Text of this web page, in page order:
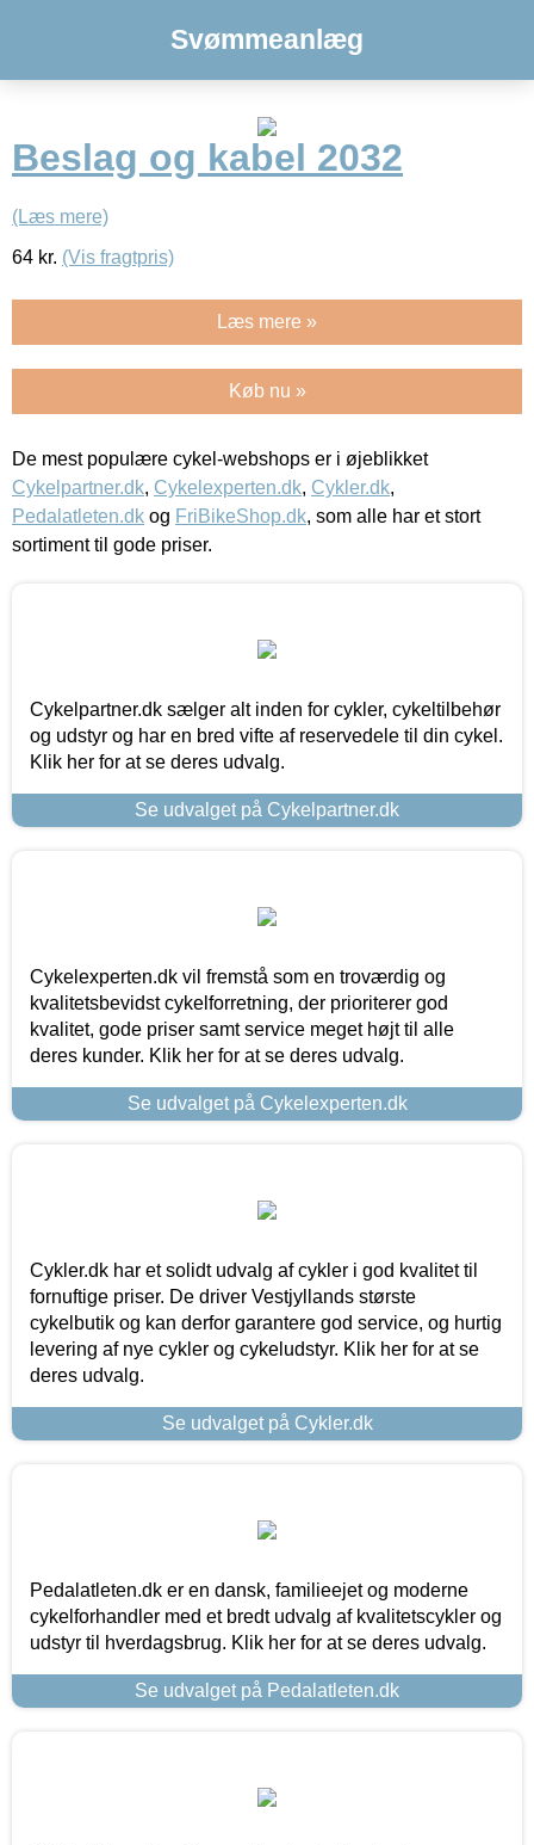
Svømmeanlæg
Beslag og kabel 2032
(Læs mere)
64 kr. (Vis fragtpris)
Læs mere »
Køb nu »
De mest populære cykel-webshops er i øjeblikket
Cykelpartner.dk, Cykelexperten.dk, Cykler.dk,
Pedalatleten.dk og FriBikeShop.dk, som alle har et stort
sortiment til gode priser.
Cykelpartner.dk sælger alt inden for cykler, cykeltilbehør
og udstyr og har en bred vifte af reservedele til din cykel.
Klik her for at se deres udvalg.
Se udvalget på Cykelpartner.dk
Cykelexperten.dk vil fremstå som en troværdig og
kvalitetsbevidst cykelforretning, der prioriterer god
kvalitet, gode priser samt service meget højt til alle
deres kunder. Klik her for at se deres udvalg.
Se udvalget på Cykelexperten.dk
Cykler.dk har et solidt udvalg af cykler i god kvalitet til
fornuftige priser. De driver Vestjyllands største
cykelbutik og kan derfor garantere god service, og hurtig
levering af nye cykler og cykeludstyr. Klik her for at se
deres udvalg.
Se udvalget på Cykler.dk
Pedalatleten.dk er en dansk, familieejet og moderne
cykelforhandler med et bredt udvalg af kvalitetscykler og
udstyr til hverdagsbrug. Klik her for at se deres udvalg.
Se udvalget på Pedalatleten.dk